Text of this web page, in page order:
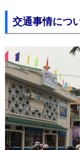
交通事情につ